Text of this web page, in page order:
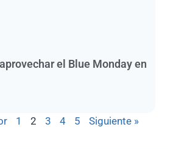
el Blue Monday en
1 2 3 4 5 Siguiente »